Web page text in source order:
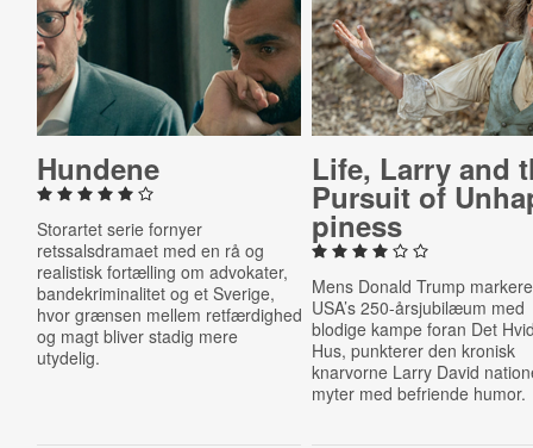
Hundene
Storartet serie fornyer
retssalsdramaet med en rå og
realistisk fortælling om advokater,
bandekriminalitet og et Sverige,
hvor grænsen mellem retfærdighed
og magt bliver stadig mere
utydelig.
Life, Larry and
Pursuit of
pi­ness
Mens Donald Trump
USA’s 250-årsjubilæum med
blodige kampe foran Det
Hus, punkterer den kronisk
knarvorne Larry David
myter med befriende humor.